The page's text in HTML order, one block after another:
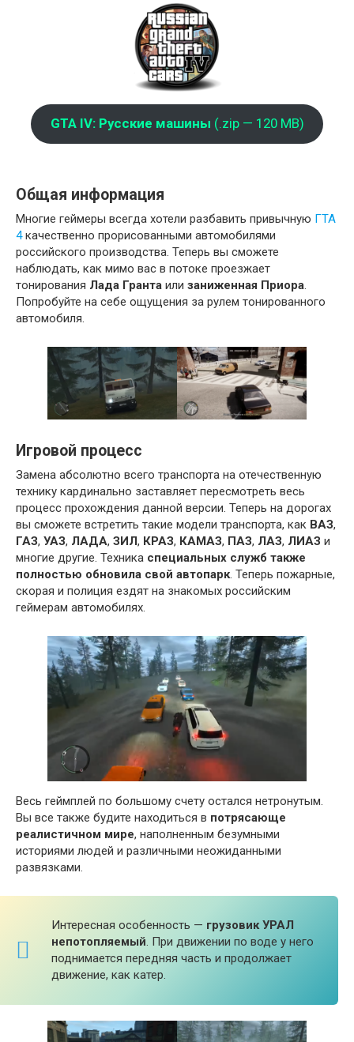
GTA IV: Русские машины (.zip — 120 MB)
Общая информация
Многие геймеры всегда хотели разбавить привычную ГТА
4качественно прорисованными автомобилями
российского производства. Теперь вы сможете
наблюдать, как мимо вас в потоке проезжает
тонирования Лада Гранта или заниженная Приора
Попробуйте на себе ощущения за рулем тонированного
автомобиля.
Игровой процесс
Замена абсолютно всего транспорта на отечественную
технику кардинально заставляет пересмотреть весь
процесс прохождения данной версии. Теперь на дорогах
вы сможете встретить такие модели транспорта, как ВАЗ,
ГАЗ, УАЗ, ЛАДА, ЗИЛ, КРАЗ, КАМАЗ, ПАЗ, ЛАЗ, ЛИАЗ и
многие другие. Техника специальных служб также
полностью обновила свой автопарк. Теперь пожарные,
скорая и полиция ездят на знакомых российским
геймерам автомобилях.
Весь геймплей по большому счету остался нетронутым.
Вы все также будите находиться в потрясающе
реалистичном мире, наполненным безумными
историями людей и различными неожиданными
развязками.
Интересная особенность — грузовик УРАЛ
непотопляемый. При движении по воде у него
поднимается передняя часть и продолжает
движение, как катер.